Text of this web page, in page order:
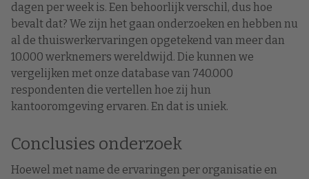
dagen per week is. Een behoorlijk verschil, dus hoe
bevalt dat? We zijn het gaan onderzoeken en hebben nu
al de thuiswerkervaringen opgetekend van meer dan
10.000 werknemers wereldwijd. Die kunnen we
vergelijken met onze database van 740.000
respondenten die vertellen hoe zij hun
kantooromgeving ervaren. En dat is uniek.
Conclusies onderzoek
Hoewel met name de ervaringen per organisatie en